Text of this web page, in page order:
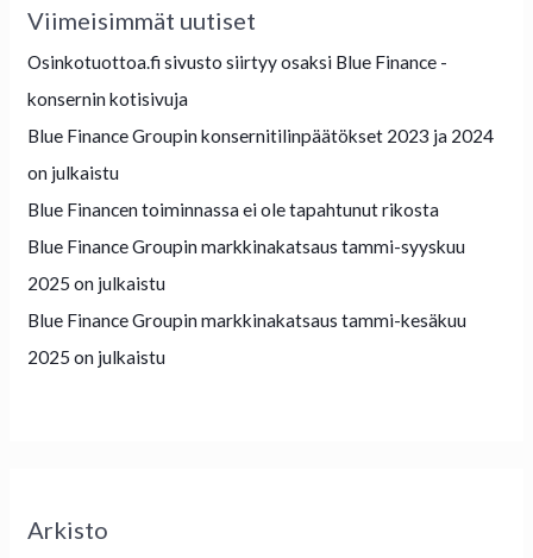
Viimeisimmät uutiset
Osinkotuottoa.fi sivusto siirtyy osaksi Blue Finance -
konsernin kotisivuja
Blue Finance Groupin konsernitilinpäätökset 2023 ja 2024
on julkaistu
Blue Financen toiminnassa ei ole tapahtunut rikosta
Blue Finance Groupin markkinakatsaus tammi-syyskuu
2025 on julkaistu
Blue Finance Groupin markkinakatsaus tammi-kesäkuu
2025 on julkaistu
Arkisto